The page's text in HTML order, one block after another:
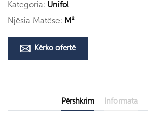
Kategoria: Unifol
Njësia Matëse: M²
Kërko ofertë
Përshkrim Informata